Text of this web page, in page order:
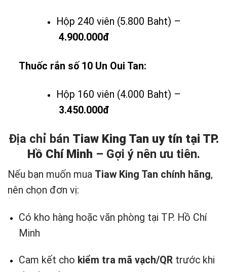
Hộp 240 viên (5.800 Baht) –
4.900.000đ
Thuốc rắn số 10 Un Oui Tan:
Hộp 160 viên (4.000 Baht) –
3.450.000đ
Địa chỉ bán Tiaw King Tan uy tín tại TP.
Hồ Chí Minh – Gợi ý nên ưu tiên.
Nếu bạn muốn mua Tiaw King Tan chính hãng,
nên chọn đơn vị:
Có kho hàng hoặc văn phòng tại TP. Hồ Chí
Minh
Cam kết cho kiểm tra mã vạch/QR trước khi